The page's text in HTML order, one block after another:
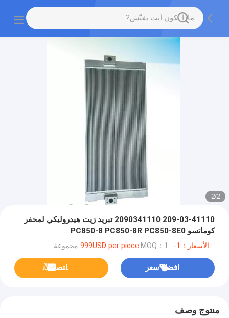
2
/
2
209-03-41110 2090341110 تبريد زيت هيدروليكي لمحفر
كوماتسو PC850-8 PC850-8R PC850-8E0
الأسعار：1-999USD per piece MOQ：1 مجموعة
افضل سعر ﺎﺘﺼﻟ ﺍﻶﻧ
منتوج وصف